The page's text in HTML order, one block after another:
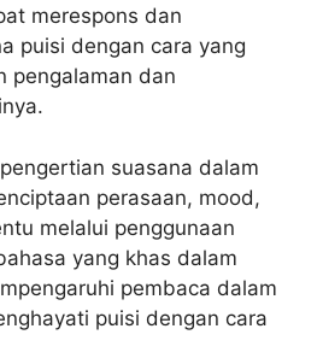
merespons dan
puisi dengan cara yang
pengalaman dan
suasana dalam
perasaan, mood,
melalui penggunaan
yang khas dalam
pembaca dalam
puisi dengan cara